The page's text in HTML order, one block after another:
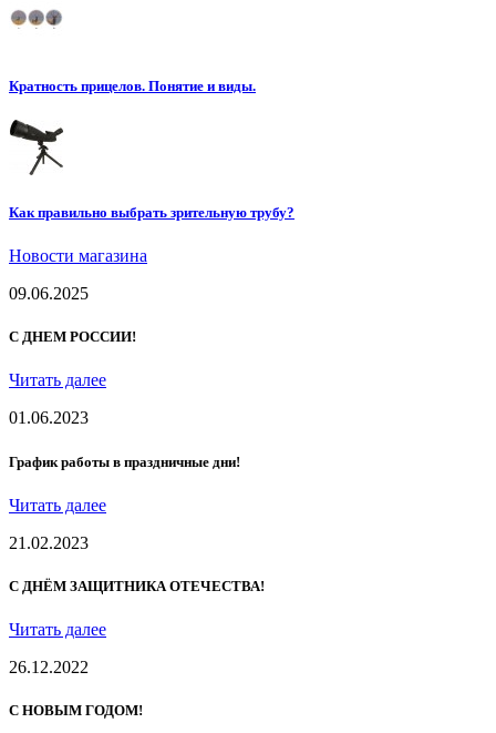
Кратность прицелов. Понятие и виды.
Как правильно выбрать зрительную трубу?
Новости магазина
09.06.2025
С ДНЕМ РОССИИ!
Читать далее
01.06.2023
График работы в праздничные дни!
Читать далее
21.02.2023
С ДНЁМ ЗАЩИТНИКА ОТЕЧЕСТВА!
Читать далее
26.12.2022
С НОВЫМ ГОДОМ!